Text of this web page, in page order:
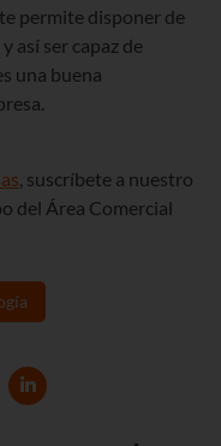
permite disponer de
así ser capaz de
una buena
, suscríbete a nuestro
del Área Comercial